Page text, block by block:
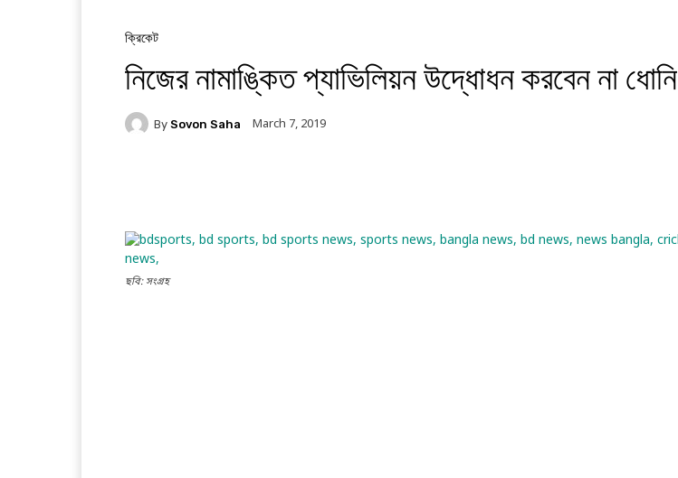
ক্রিকেট
নিজের নামাঙ্কিত প্যাভিলিয়ন উদ্ধোধন করবেন না ধোনি
By Sovon Saha March 7, 2019
ছবি: সংগ্রহ